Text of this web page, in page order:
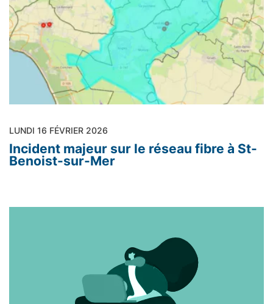
LUNDI 16 FÉVRIER 2026
Incident majeur sur le réseau fibre à St-
Benoist-sur-Mer